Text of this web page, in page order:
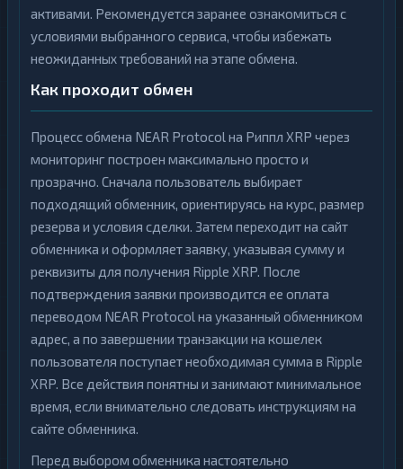
активами. Рекомендуется заранее ознакомиться с
условиями выбранного сервиса, чтобы избежать
неожиданных требований на этапе обмена.
Как проходит обмен
Процесс обмена NEAR Protocol на Риппл XRP через
мониторинг построен максимально просто и
прозрачно. Сначала пользователь выбирает
подходящий обменник, ориентируясь на курс, размер
резерва и условия сделки. Затем переходит на сайт
обменника и оформляет заявку, указывая сумму и
реквизиты для получения Ripple XRP. После
подтверждения заявки производится ее оплата
переводом NEAR Protocol на указанный обменником
адрес, а по завершении транзакции на кошелек
пользователя поступает необходимая сумма в Ripple
XRP. Все действия понятны и занимают минимальное
время, если внимательно следовать инструкциям на
сайте обменника.
Перед выбором обменника настоятельно